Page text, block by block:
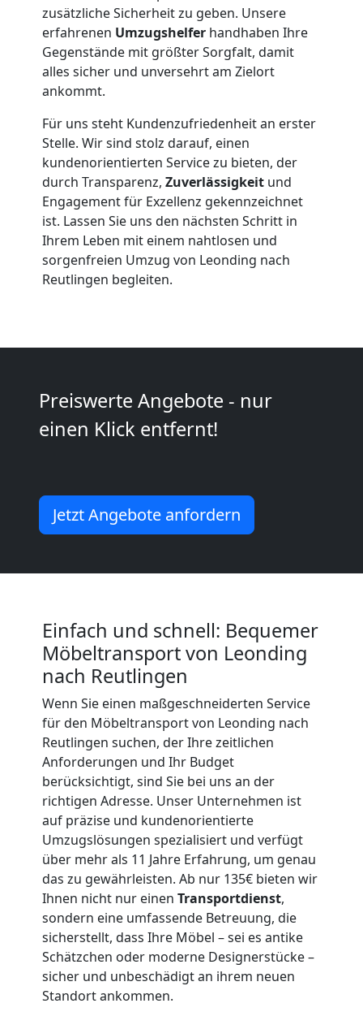
zusätzliche Sicherheit zu geben. Unsere
erfahrenen Umzugshelfer handhaben Ihre
Gegenstände mit größter Sorgfalt, damit
alles sicher und unversehrt am Zielort
ankommt.
Für uns steht Kundenzufriedenheit an erster
Stelle. Wir sind stolz darauf, einen
kundenorientierten Service zu bieten, der
durch Transparenz, Zuverlässigkeit und
Engagement für Exzellenz gekennzeichnet
ist. Lassen Sie uns den nächsten Schritt in
Ihrem Leben mit einem nahtlosen und
sorgenfreien Umzug von Leonding nach
Reutlingen begleiten.
Preiswerte Angebote - nur
einen Klick entfernt!
Jetzt Angebote anfordern
Einfach und schnell: Bequemer
Möbeltransport von Leonding
nach Reutlingen
Wenn Sie einen maßgeschneiderten Service
für den Möbeltransport von Leonding nach
Reutlingen suchen, der Ihre zeitlichen
Anforderungen und Ihr Budget
berücksichtigt, sind Sie bei uns an der
richtigen Adresse. Unser Unternehmen ist
auf präzise und kundenorientierte
Umzugslösungen spezialisiert und verfügt
über mehr als 11 Jahre Erfahrung, um genau
das zu gewährleisten. Ab nur 135€ bieten wir
Ihnen nicht nur einen Transportdienst,
sondern eine umfassende Betreuung, die
sicherstellt, dass Ihre Möbel – sei es antike
Schätzchen oder moderne Designerstücke –
sicher und unbeschädigt an ihrem neuen
Standort ankommen.
Leonding
Beiladung
Leonding
Mini
Umzug
Leonding
Umzug
Mann
LKW
Kunsttransport
Leonding
Umzug
Leonding
Mann
LKW
Möbellift